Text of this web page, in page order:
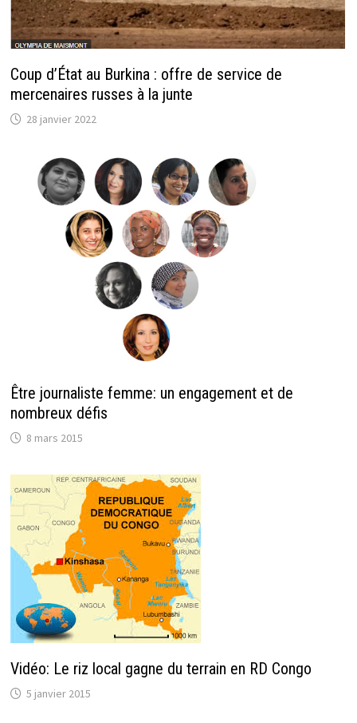
Coup d’État au Burkina : offre de service de
mercenaires russes à la junte
28 janvier 2022
Être journaliste femme: un engagement et de
nombreux défis
8 mars 2015
Vidéo: Le riz local gagne du terrain en RD Congo
5 janvier 2015